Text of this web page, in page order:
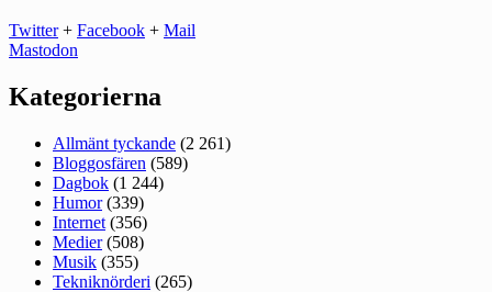
Twitter+ Facebook + Mail
Mastodon
Kategorierna
Allmänt tyckande (2 261)
Bloggosfären (589)
Dagbok (1 244)
Humor(339)
Internet (356)
Medier(508)
Musik (355)
Tekniknörderi (265)